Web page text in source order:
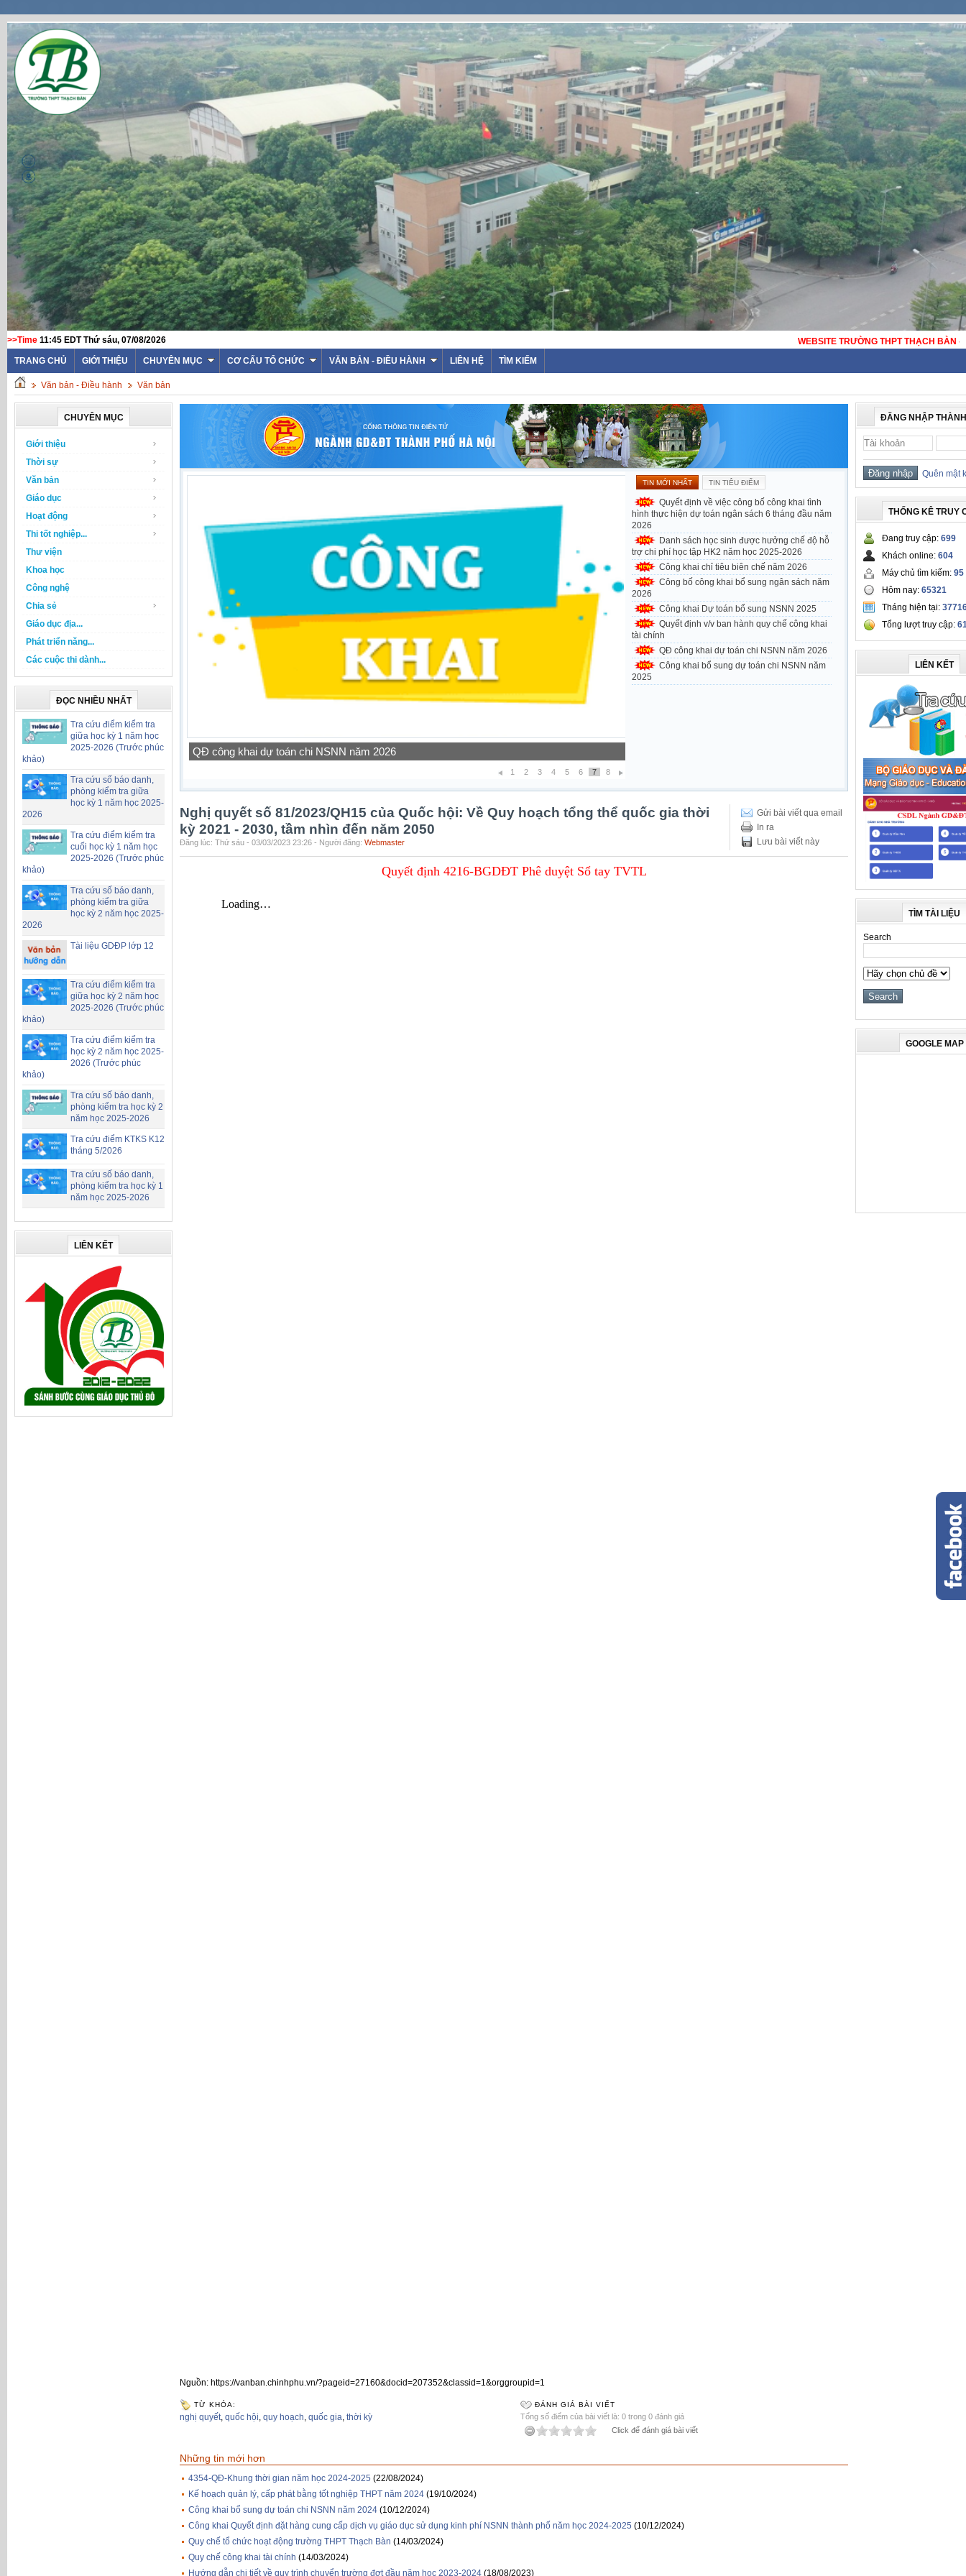
>>Time 11:45 EDT Thứ sáu, 07/08/2026
WEBSITE TRƯỜNG THPT THẠCH
TRANG CHỦ
GIỚI THIỆU CHUYÊN MỤC CƠ CẤU TỔ CHỨC VĂN BẢN - ĐIỀU HÀNH LIÊN HỆ TÌM KIẾM
Văn bản - Điều hành Văn bản
CHUYÊN MỤC
Giới thiệu
Thời sự
Văn bản
Giáo dục
Hoạt động
Thi tốt nghiệp...
Thư viện
Khoa học
Công nghệ
Chia sẻ
Giáo dục địa...
Phát triển năng...
Các cuộc thi dành...
ĐỌC NHIỀU NHẤT
Tra cứu điểm kiểm tra
giữa học kỳ 1 năm học
2025-2026 (Trước phúc
khảo)
Tra cứu số báo danh,
phòng kiểm tra giữa
học kỳ 1 năm học 2025-
2026
Tra cứu điểm kiểm tra
cuối học kỳ 1 năm học
2025-2026 (Trước phúc
khảo)
Tra cứu số báo danh,
phòng kiểm tra giữa
học kỳ 2 năm học 2025-
2026
Tài liệu GDĐP lớp 12
Tra cứu điểm kiểm tra
giữa học kỳ 2 năm học
2025-2026 (Trước phúc
khảo)
Tra cứu điểm kiểm tra
học kỳ 2 năm học 2025-
2026 (Trước phúc
khảo)
Tra cứu số báo danh,
phòng kiểm tra học kỳ 2
năm học 2025-2026
Tra cứu điểm KTKS K12
tháng 5/2026
Tra cứu số báo danh,
phòng kiểm tra học kỳ 1
năm học 2025-2026
LIÊN KẾT
QĐ công khai dự toán chi NSNN năm 2026
1 2 3 4 5 6 7 8
TIN MỚI NHẤT TIN TIÊU ĐIỂM
Quyết định về việc công bố công khai tình
hình thực hiện dự toán ngân sách 6 tháng đầu năm
2026
Danh sách học sinh được hưởng chế độ hỗ
trợ chi phí học tập HK2 năm học 2025-2026
Công khai chỉ tiêu biên chế năm 2026
Công bố công khai bổ sung ngân sách năm
2026
Công khai Dự toán bổ sung NSNN 2025
Quyết định v/v ban hành quy chế công khai
tài chính
QĐ công khai dự toán chi NSNN năm 2026
Công khai bổ sung dự toán chi NSNN năm
2025
Gửi bài viết qua email
In ra
Lưu bài viết này
Nghị quyết số 81/2023/QH15 của Quốc hội: Về Quy hoạch tổng thể quốc gia thời
kỳ 2021 - 2030, tầm nhìn đến năm 2050
Đăng lúc: Thứ sáu - 03/03/2023 23:26 - Người đăng: Webmaster
Quyết định 4216-BGDĐT Phê duyệt Sổ tay TVTL
Nguồn: https://vanban.chinhphu.vn/?pageid=27160&docid=207352&classid=1&orggroupid=1
TỪ KHÓA:
nghị quyết, quốc hội, quy hoạch, quốc gia, thời kỳ
ĐÁNH GIÁ BÀI VIẾT
Tổng số điểm của bài viết là: 0 trong 0 đánh giá
Click để đánh giá bài viết
Những tin mới hơn
4354-QĐ-Khung thời gian năm học 2024-2025 (22/08/2024)
Kế hoạch quản lý, cấp phát bằng tốt nghiệp THPT năm 2024 (19/10/2024)
Công khai bổ sung dự toán chi NSNN năm 2024 (10/12/2024)
Công khai Quyết định đặt hàng cung cấp dịch vụ giáo dục sử dụng kinh phí NSNN thành phố năm học 2024-2025 (10/12/2024)
Quy chế tổ chức hoạt động trường THPT Thạch Bàn (14/03/2024)
Quy chế công khai tài chính (14/03/2024)
Hướng dẫn chi tiết về quy trình chuyển trường đợt đầu năm học 2023-2024 (18/08/2023)
ĐĂNG NHẬP
Quên mật
THỐNG KÊ TRUY
Đang truy cập: 699
Khách online: 604
Máy chủ tìm kiếm: 95
Hôm nay: 65321
Tháng hiện tại:
Tổng lượt truy cập:
LIÊN KẾT
TÌM TÀI LIỆU
Search
GOOGLE MAP